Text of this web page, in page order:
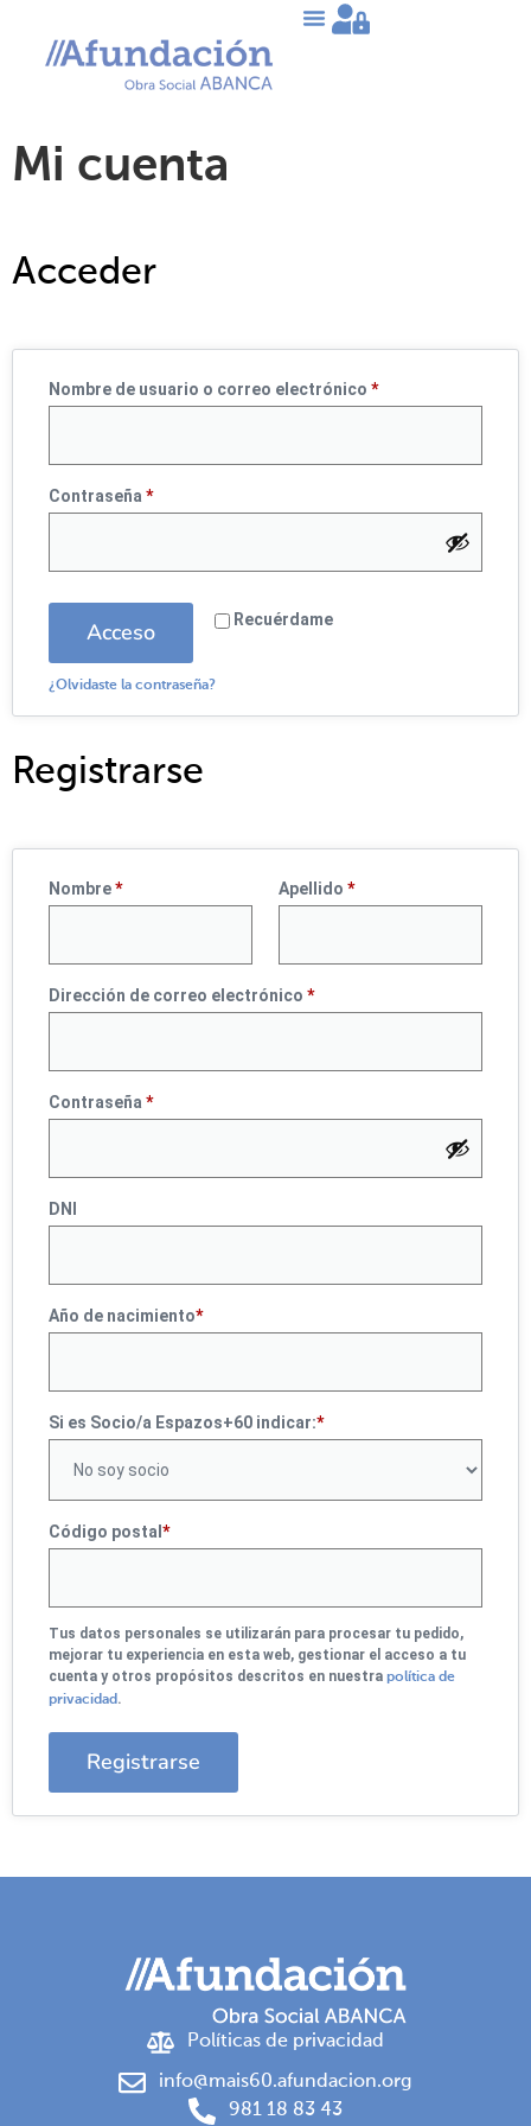
Mi cuenta
Acceder
Nombre de usuario o correo electrónico *
Contraseña *
Recuérdame
Acceso
¿Olvidaste la contraseña?
Registrarse
Nombre* Apellido *
Dirección de correo electrónico *
Contraseña *
DNI
Año de nacimiento*
Si es Socio/a Espazos+60 indicar:*
Código postal *
Tus datos personales se utilizarán para procesar tu pedido,
mejorar tu experiencia en esta web, gestionar el acceso a tu
cuenta y otros propósitos descritos en nuestra política de
privacidad .
Registrarse
Políticas de privacidad
info@mais60.afundacion.org
981 18 83 43